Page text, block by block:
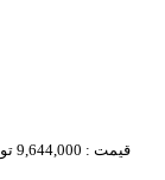
قیمت : 9,644,000 تومان